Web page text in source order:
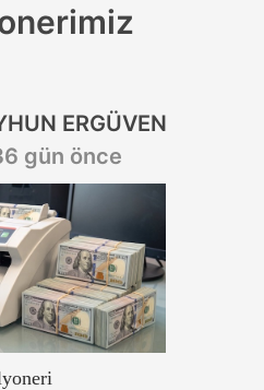
ERGÜVEN
gün önce